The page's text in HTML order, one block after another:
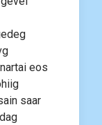
eos
saar